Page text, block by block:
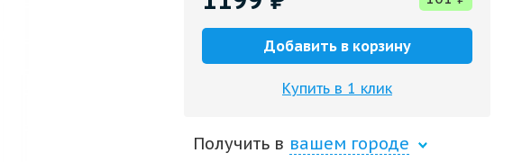
Добавить в корзину
Купить в 1 клик
Получить в вашем городе